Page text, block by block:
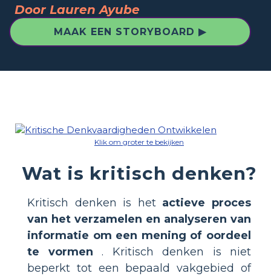
Door Lauren Ayube
MAAK EEN STORYBOARD ▶
Klik om groter te bekijken
Wat is kritisch denken?
Kritisch denken is het actieve proces
van het verzamelen en analyseren van
informatie om een mening of oordeel
te vormen . Kritisch denken is niet
beperkt tot een bepaald vakgebied of